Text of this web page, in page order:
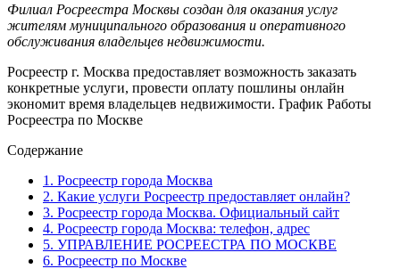
Филиал Росреестра Москвы создан для оказания услуг
жителям муниципального образования и оперативного
обслуживания владельцев недвижимости.
Росреестр г. Москва предоставляет возможность заказать
конкретные услуги, провести оплату пошлины онлайн
экономит время владельцев недвижимости. График Работы
Росреестра по Москве
Содержание
1. Росреестр города Москва
2. Какие услуги Росреестр предоставляет онлайн?
3. Росреестр города Москва. Официальный сайт
4. Росреестр города Москва: телефон, адрес
5. УПРАВЛЕНИЕ РОСРЕЕСТРА ПО МОСКВЕ
6. Росреестр по Москве